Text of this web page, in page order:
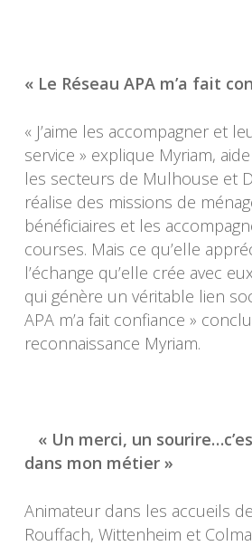
« Le Réseau APA m’a fait
« J’aime les accompagner et
service » explique Myriam,
les secteurs de Mulhouse et
réalise des missions de
bénéficiaires et les
courses. Mais ce qu’elle
l’échange qu’elle crée avec
qui génère un véritable lien
APA m’a fait confiance »
reconnaissance Myriam.
« Un merci, un
dans mon métier »
Animateur dans les accueils
Rouffach, Wittenheim et